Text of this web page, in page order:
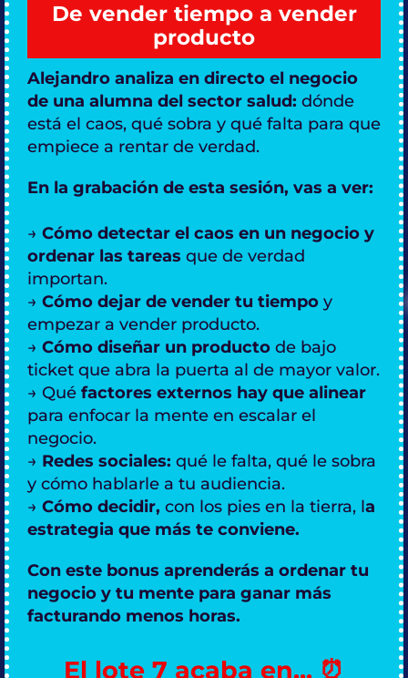
De vender tiempo a vender
producto
Alejandro analiza en directo el negocio
de una alumna del sector salud: dónde
está el caos, qué sobra y qué falta para que
empiece a rentar de verdad.
En la grabación de esta sesión, vas a ver:
→ Cómo detectar el caos en un negocio y
ordenar las tareas que de verdad
importan.
→ Cómo dejar de vender tu tiempo y
empezar a vender producto.
→ Cómo diseñar un producto de bajo
ticket que abra la puerta al de mayor valor.
→ Qué factores externos hay que alinear
para enfocar la mente en escalar el
negocio.
→ Redes sociales: qué le falta, qué le sobra
y cómo hablarle a tu audiencia.
→ Cómo decidir, con los pies en la tierra, la
estrategia que más te conviene.
Con este bonus aprenderás a ordenar tu
negocio y tu mente para ganar más
facturando menos horas.
El lote 7 acaba en... ⏰